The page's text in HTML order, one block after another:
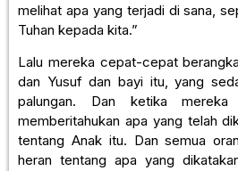
melihat apa yang terjadi di sana,
Tuhan kepada kita.”
Lalu mereka cepat-cepat
dan Yusuf dan bayi itu, yang
palungan. Dan ketika mereka
memberitahukan apa yang telah
tentang Anak itu. Dan semua
heran tentang apa yang